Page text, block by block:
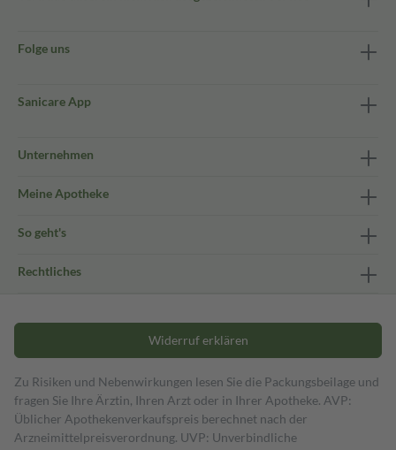
Folge uns
Sanicare App
Unternehmen
Meine Apotheke
So geht's
Rechtliches
Widerruf erklären
Zu Risiken und Nebenwirkungen lesen Sie die Packungsbeilage und
fragen Sie Ihre Ärztin, Ihren Arzt oder in Ihrer Apotheke. AVP:
Üblicher Apothekenverkaufspreis berechnet nach der
Arzneimittelpreisverordnung. UVP: Unverbindliche